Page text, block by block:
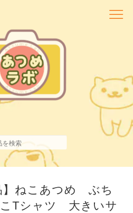
】ねこあつめ ぶち
Tシャツ 大きいサ